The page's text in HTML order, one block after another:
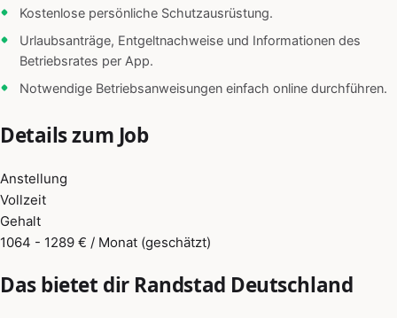
Kostenlose persönliche Schutzausrüstung.
Urlaubsanträge, Entgeltnachweise und Informationen des
Betriebsrates per App.
Notwendige Betriebsanweisungen einfach online durchführen.
Details zum Job
Anstellung
Vollzeit
Gehalt
1064 - 1289 € / Monat (geschätzt)
Das bietet dir Randstad Deutschland